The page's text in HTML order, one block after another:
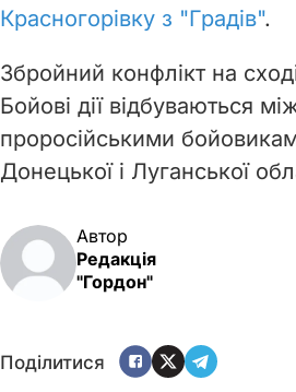
Красногорівку з "Градів".
Збройний конфлікт на
Бойові дії відбуваються
проросійськими
Донецької і Луганської
Автор
Редакція
"Гордон"
Поділитися